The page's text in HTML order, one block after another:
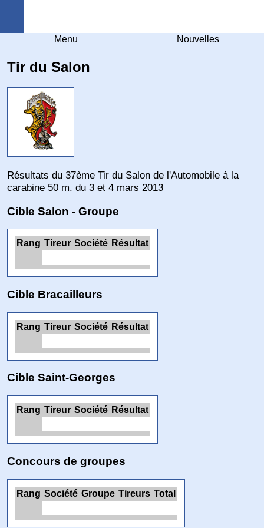
Menu Nouvelles
Tir du Salon
Résultats du 37ème Tir du Salon de l'Automobile à la
carabine 50 m. du 3 et 4 mars 2013
Cible Salon - Groupe
Rang Tireur Société Résultat
Cible Bracailleurs
Rang Tireur Société Résultat
Cible Saint-Georges
Rang Tireur Société Résultat
Concours de groupes
Rang Société Groupe Tireurs Total